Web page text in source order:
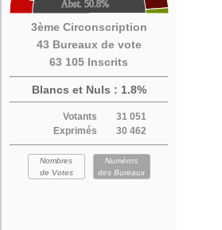
3ème Circonscription
43 Bureaux de vote
63 105 Inscrits
Blancs et Nuls : 1.8%
Votants
31 051
Exprimés
30 462
Nombres
de Votes
Numéros
des Bureaux